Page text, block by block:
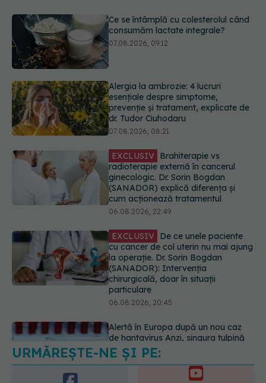
Alergia la ambrozie: 4 lucruri
esențiale despre simptome,
prevenție și tratament, explicate de
EXCLUSIV Brahiterapie vs
radioterapie externă în cancerul
ginecologic. Dr. Sorin Bogdan
(SANADOR) explică diferența și
cum acționează tratamentul
06.08.2026, 22:49
EXCLUSIV De ce unele paciente
cu cancer de col uterin nu mai ajung
la operație. Dr. Sorin Bogdan
(SANADOR): Intervenția
chirurgicală, doar în situații
particulare
06.08.2026, 20:45
Alertă în Europa după un nou caz
de hantavirus Anzi, singura tulpină
care se transmite de la om la om
06.08.2026, 20:06
Ce se întâmplă cu colesterolul când
consumăm lactate integrale?
07.08.2026, 09:12
URMĂREȘTE-NE ȘI PE:
6560
ABONAȚI